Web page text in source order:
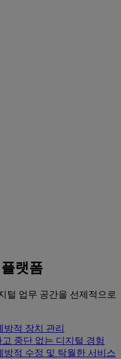
랫폼
털 업무 공간을 선제적으로
방적 장치 관리
고 중단 없는 디지털 경험
방적 수정 및 탁월한 서비스